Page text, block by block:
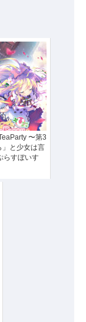
〜第3
」と少女は言
らすぼいす